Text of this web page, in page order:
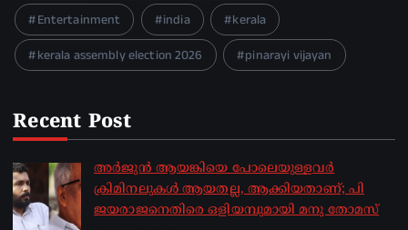
Entertainment
india
kerala
kerala assembly election 2026
pinarayi vijayan
Recent Post
അർജുൻ ആയങ്കിയെ പോലെയുള്ളവർ
ക്രിമിനലുകൾ ആയതല്ല, ആക്കിയതാണ്; പി
ജയരാജനെതിരെ ഒളിയമ്പുമായി മനു തോമസ്